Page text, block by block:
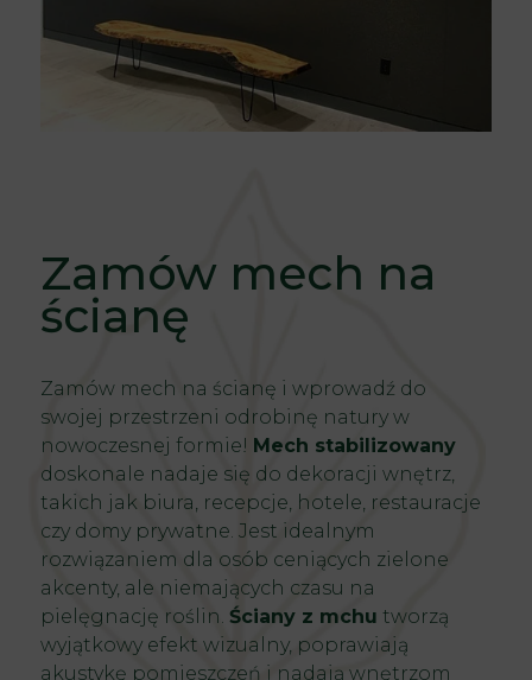
Zamów mech na
ścianę
Zamów mech na ścianę i wprowadź do
swojej przestrzeni odrobinę natury w
nowoczesnej formie! Mech stabilizowany
doskonale nadaje się do dekoracji wnętrz,
takich jak biura, recepcje, hotele, restauracje
czy domy prywatne. Jest idealnym
rozwiązaniem dla osób ceniących zielone
akcenty, ale niemających czasu na
pielęgnację roślin. Ściany z mchu tworzą
wyjątkowy efekt wizualny, poprawiają
akustykę pomieszczeń i nadają wnętrzom